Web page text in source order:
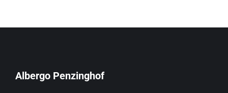
Albergo Penzinghof